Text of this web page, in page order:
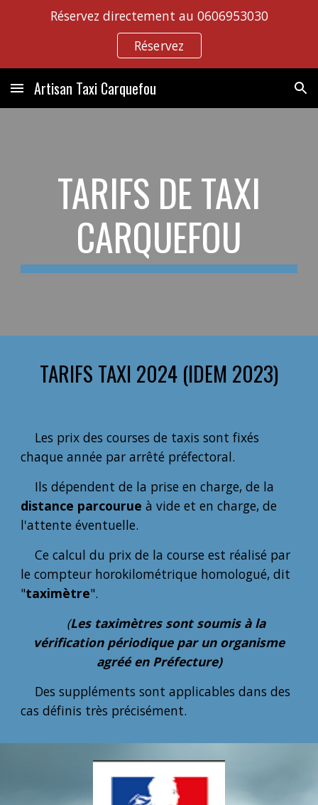
Réservez directement au 0606953030
Réservez
Artisan Taxi Carquefou
TARIFS DE TAXI
CARQUEFOU
TARIFS TAXI 2024 (IDEM 2023)
Les prix des courses de taxis sont fixés
chaque année par arrêté préfectoral.
Ils dépendent de la prise en charge, de la
distance parcourue à vide et en charge, de
l'attente éventuelle.
Ce calcul du prix de la course est réalisé par
le compteur horokilométrique homologué, dit
"taximètre".
(Les taximètres sont soumis à la
vérification périodique par un organisme
agréé en Préfecture)
Des suppléments sont applicables dans des
cas définis très précisément.